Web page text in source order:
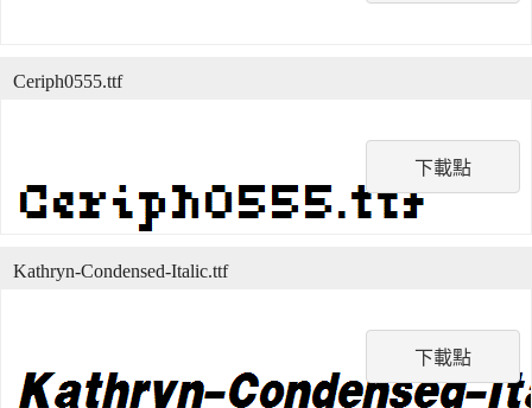
下載點
Ceriph0555.ttf
下載點
Kathryn-Condensed-Italic.ttf